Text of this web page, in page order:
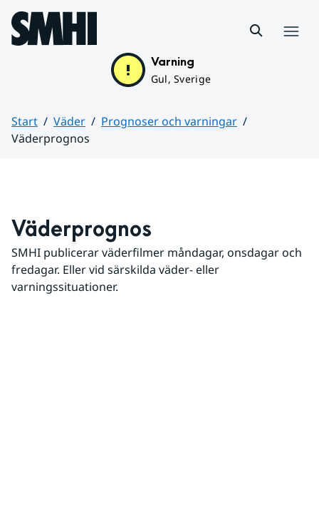
Hoppa till sidans innehåll
Varning
Gul, Sverige
Start Väder
Prognoser och varningar
Väderprognos
Väderprognos
SMHI publicerar väderfilmer måndagar, onsdagar och
fredagar. Eller vid särskilda väder- eller
varningssituationer.